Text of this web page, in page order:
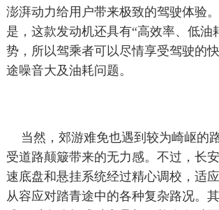
澎湃动力给用户带来极致的驾驶体验
是，这款发动机还具有“高效率、低油
势，所以驾乘者可以尽情享受驾驶的
途噪音大及油耗问题。
当然，郊游难免也遇到较为崎岖的
受道路颠簸带来的无力感。不过，长
速底盘和悬挂系统经过精心调校，适
从容应对踏青途中的各种复杂路况。